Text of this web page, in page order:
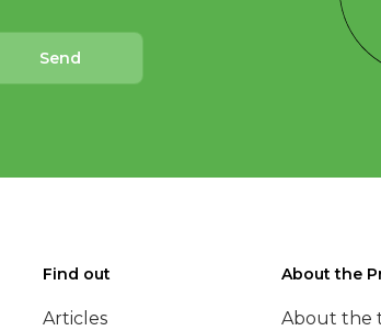
Send
Find out
Articles
About the
About the